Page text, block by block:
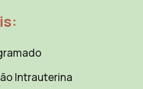
Intrauterina